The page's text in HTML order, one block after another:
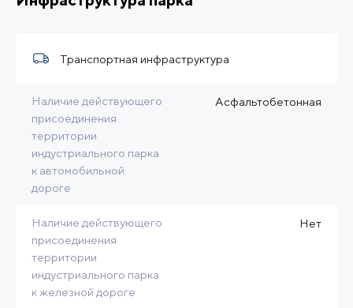
Транспортная инфраструктура
Наличие действующего
присоединения
территории
индустриального парка
к автомобильной
дороге
Асфальтобетонная
Наличие действующего
присоединения
территории
индустриального парка
к железной дороге
Нет